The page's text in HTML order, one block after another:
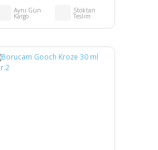
Aynı Gün
Kargo
Stoktan
Teslim